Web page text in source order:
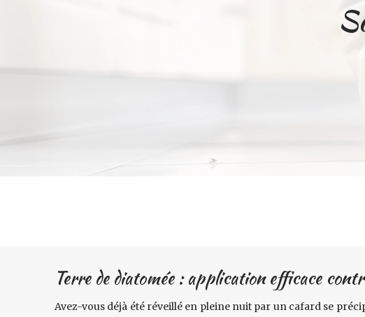
Terre de diatomée : application efficace
Avez-vous déjà été réveillé en pleine nuit par un cafard se